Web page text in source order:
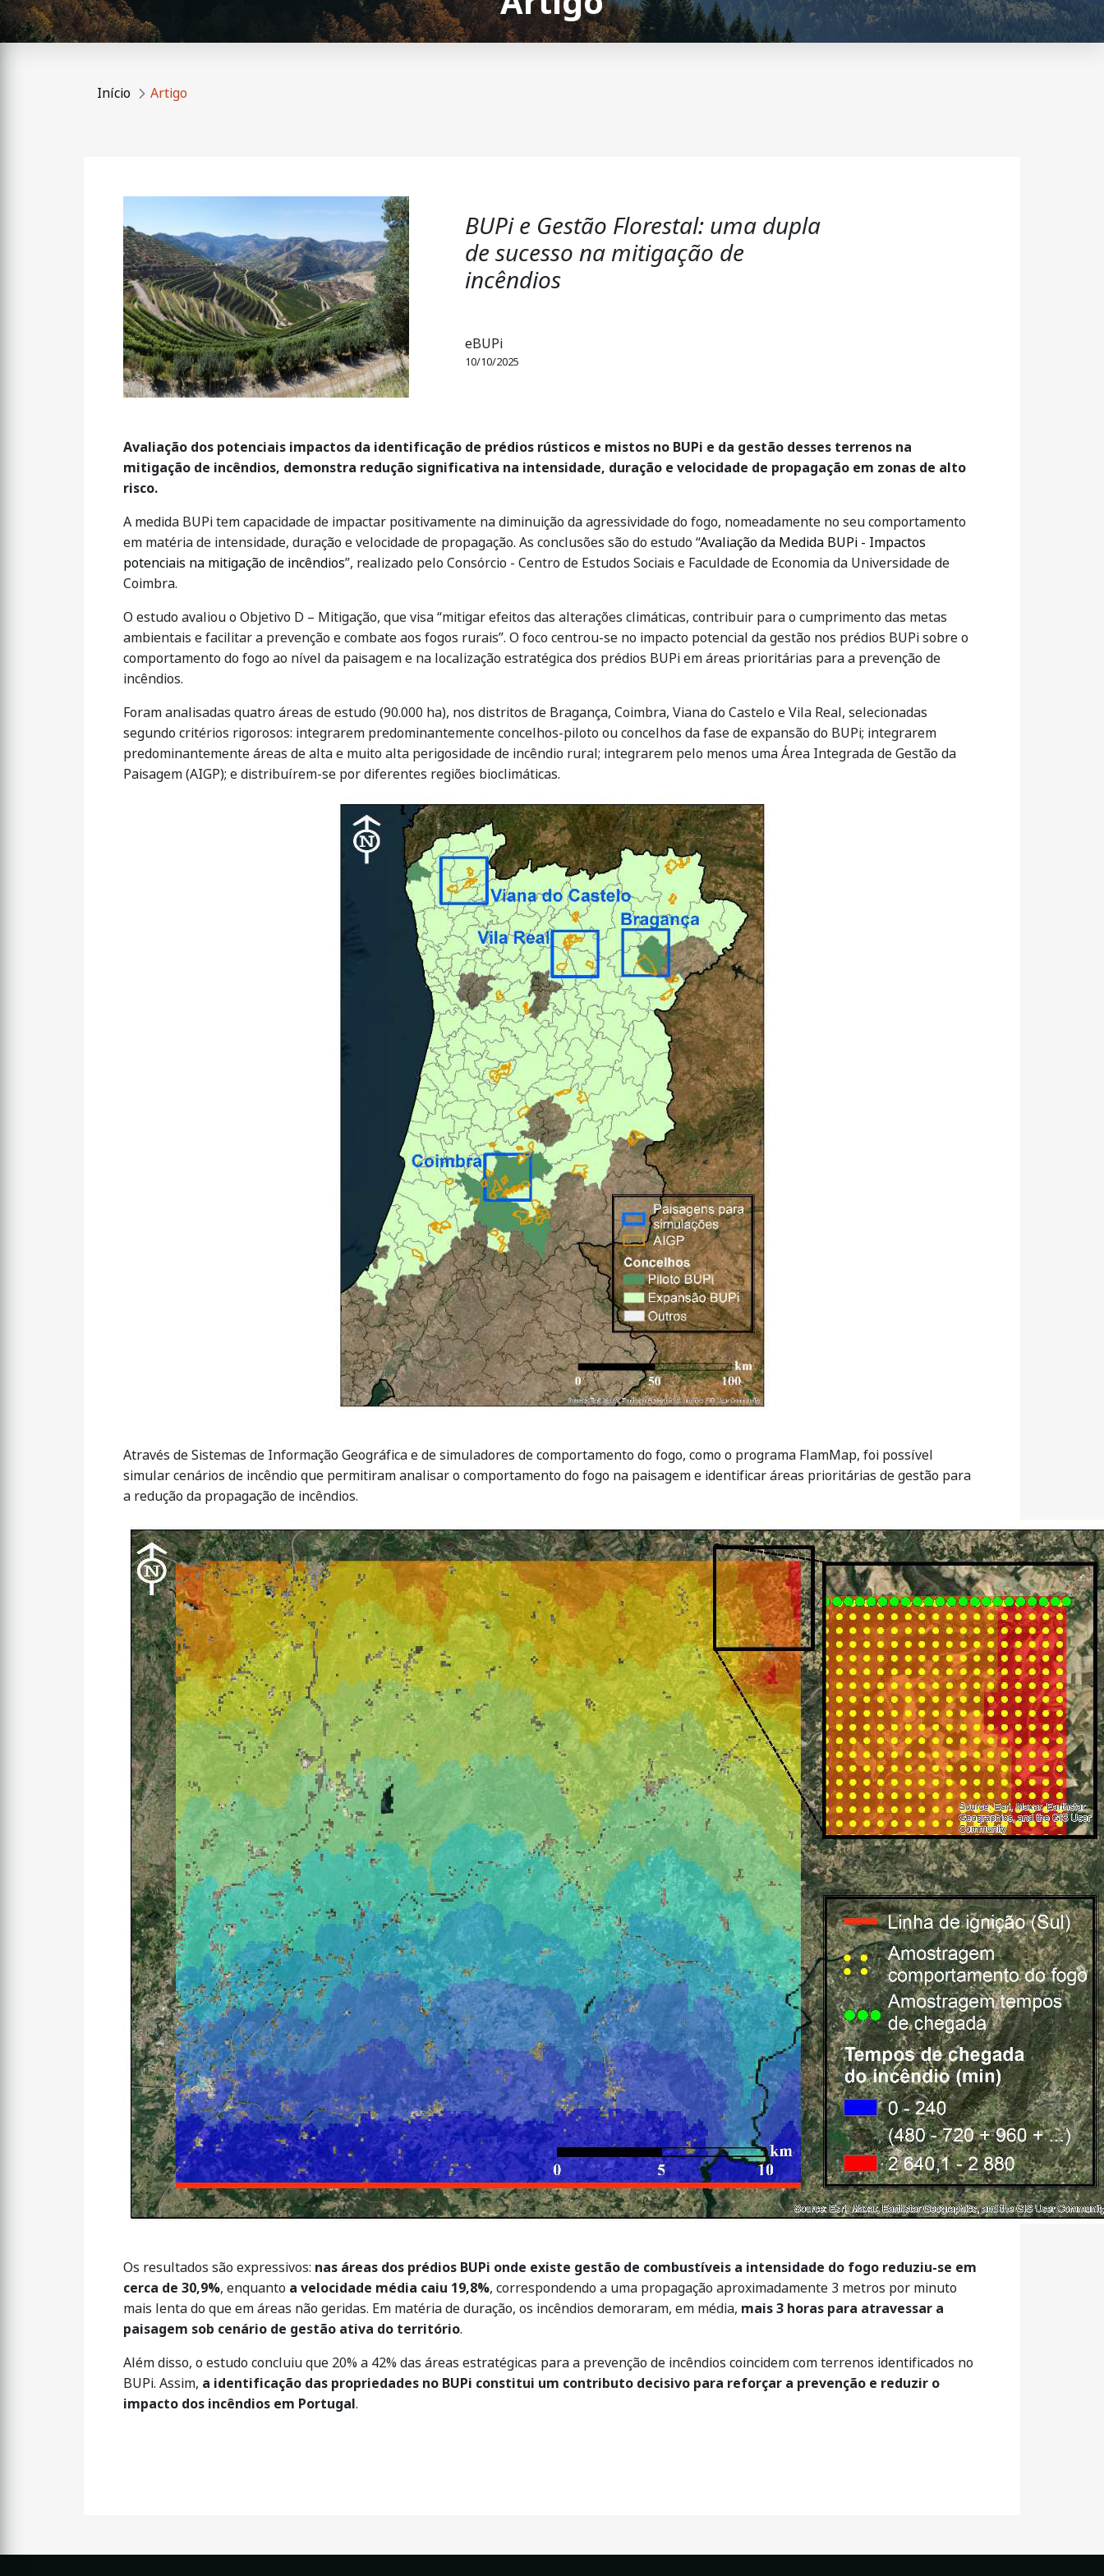
Início Artigo
BUPi e Gestão Florestal: uma dupla
de sucesso na mitigação de
incêndios
eBUPi
10/10/2025
Avaliação dos potenciais impactos da identificação de prédios rústicos e mistos no BUPi e da gestão desses terrenos na
mitigação de incêndios, demonstra redução significativa na intensidade, duração e velocidade de propagação em zonas de alto
risco.
A medida BUPi tem capacidade de impactar positivamente na diminuição da agressividade do fogo, nomeadamente no seu comportamento
em matéria de intensidade, duração e velocidade de propagação. As conclusões são do estudo “Avaliação da Medida BUPi - Impactos
potenciais na mitigação de incêndios”, realizado pelo Consórcio - Centro de Estudos Sociais e Faculdade de Economia da Universidade de
Coimbra.
O estudo avaliou o Objetivo D – Mitigação, que visa “mitigar efeitos das alterações climáticas, contribuir para o cumprimento das metas
ambientais e facilitar a prevenção e combate aos fogos rurais”. O foco centrou-se no impacto potencial da gestão nos prédios BUPi sobre o
comportamento do fogo ao nível da paisagem e na localização estratégica dos prédios BUPi em áreas prioritárias para a prevenção de
incêndios.
Foram analisadas quatro áreas de estudo (90.000 ha), nos distritos de Bragança, Coimbra, Viana do Castelo e Vila Real, selecionadas
segundo critérios rigorosos: integrarem predominantemente concelhos-piloto ou concelhos da fase de expansão do BUPi; integrarem
predominantemente áreas de alta e muito alta perigosidade de incêndio rural; integrarem pelo menos uma Área Integrada de Gestão da
Paisagem (AIGP); e distribuírem-se por diferentes regiões bioclimáticas.
Através de Sistemas de Informação Geográfica e de simuladores de comportamento do fogo, como o programa FlamMap, foi possível
simular cenários de incêndio que permitiram analisar o comportamento do fogo na paisagem e identificar áreas prioritárias de gestão para
a redução da propagação de incêndios.
Os resultados são expressivos: nas áreas dos prédios BUPi onde existe gestão de combustíveis a intensidade do fogo reduziu-se em
cerca de 30,9%, enquanto a velocidade média caiu 19,8%, correspondendo a uma propagação aproximadamente 3 metros por minuto
mais lenta do que em áreas não geridas. Em matéria de duração, os incêndios demoraram, em média, mais 3 horas para atravessar a
paisagem sob cenário de gestão ativa do território.
Além disso, o estudo concluiu que 20% a 42% das áreas estratégicas para a prevenção de incêndios coincidem com terrenos identificados no
BUPi. Assim, a identificação das propriedades no BUPi constitui um contributo decisivo para reforçar a prevenção e reduzir o
impacto dos incêndios em Portugal.